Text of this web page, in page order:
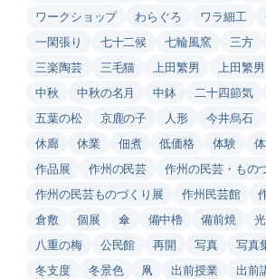
ワークショップ
わらぐろ ワラ細工
一閑張り
七十二候 七輪風窯 三方
三楽陶芸
三毛猫 上田繁男 上田繁男
中秋
中秋の名月 中鉢 二十四節気
五葉の松
京鹿の子 人形 今井烏石
休廊
休業 佃煮 低価格 体験
作品展
作州の民芸
作州の民芸・もの
作州の民芸ものづくり展
作州民芸館
倉敷
個展 傘 備中櫓 備前焼
八重の梅
公民館 再開 写真 写真
冬支度
冬景色 凧 出前授業 出前